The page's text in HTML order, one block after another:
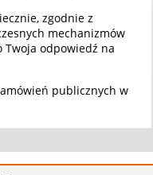
zgodnie z
mechanizmów
Twoja odpowiedź na
publicznych w